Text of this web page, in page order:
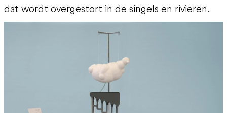
dat wordt overgestort in de singels en rivieren.